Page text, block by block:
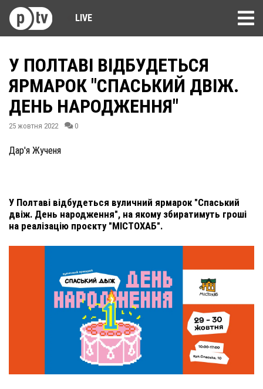
LIVE
У ПОЛТАВІ ВІДБУДЕТЬСЯ
ЯРМАРОК "СПАСЬКИЙ ДВІЖ.
ДЕНЬ НАРОДЖЕННЯ"
25 жовтня 2022 0
Дар'я Жученя
У Полтаві відбудеться вуличний ярмарок "Спаський
двіж. День народження", на якому збиратимуть гроші
на реалізацію проєкту "МІСТОХАБ".